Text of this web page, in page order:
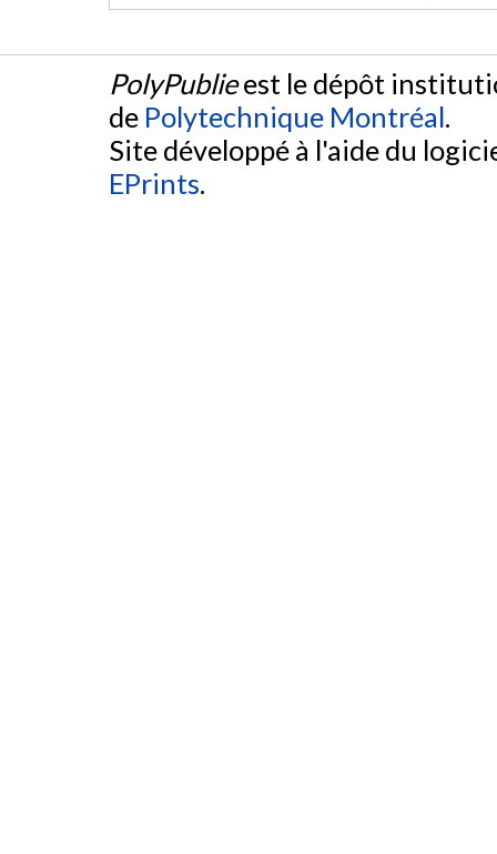
PolyPublieest le dépôt
de Polytechnique Montréal.
Site développé à l'aide du
EPrints.